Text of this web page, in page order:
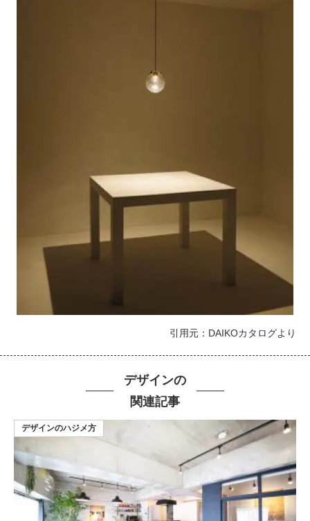
引用元：DAIKOカタログより
デザインの
関連記事
デザインのハジメ方